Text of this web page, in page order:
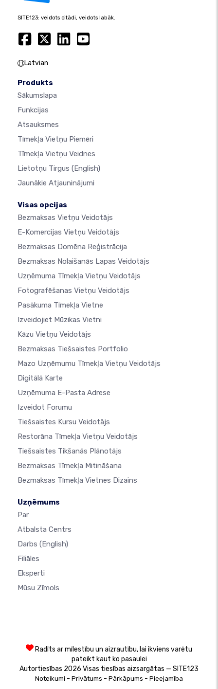
SITE123: veidots citādi, veidots labāk.
Latvian
Produkts
Sākumslapa
Funkcijas
Atsauksmes
Tīmekļa Vietņu Piemēri
Tīmekļa Vietņu Veidnes
Lietotņu Tirgus (English)
Jaunākie Atjauninājumi
Visas opcijas
Bezmaksas Vietņu Veidotājs
E-Komercijas Vietņu Veidotājs
Bezmaksas Domēna Reģistrācija
Bezmaksas Nolaišanās Lapas Veidotājs
Uzņēmuma Tīmekļa Vietņu Veidotājs
Fotografēšanas Vietņu Veidotājs
Pasākuma Tīmekļa Vietne
Izveidojiet Mūzikas Vietni
Kāzu Vietņu Veidotājs
Bezmaksas Tiešsaistes Portfolio
Mazo Uzņēmumu Tīmekļa Vietņu Veidotājs
Digitālā Karte
Uzņēmuma E-Pasta Adrese
Izveidot Forumu
Tiešsaistes Kursu Veidotājs
Restorāna Tīmekļa Vietņu Veidotājs
Tiešsaistes Tikšanās Plānotājs
Bezmaksas Tīmekļa Mitināšana
Bezmaksas Tīmekļa Vietnes Dizains
Uzņēmums
Par
Atbalsta Centrs
Darbs (English)
Filiāles
Eksperti
Mūsu Zīmols
Radīts ar mīlestību un aizrautību, lai ikviens varētu
pateikt kaut ko pasaulei
Autortiesības 2026 Visas tiesības aizsargātas — SITE123
Noteikumi - Privātums - Pārkāpums - Pieejamība